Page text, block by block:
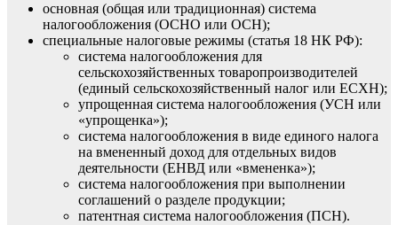
основная (общая или традиционная) система
налогообложения (ОСНО или ОСН);
специальные налоговые режимы (статья 18 НК РФ):
система налогообложения для
сельскохозяйственных товаропроизводителей
(единый сельскохозяйственный налог или ЕСХН);
упрощенная система налогообложения (УСН или
«упрощенка»);
система налогообложения в виде единого налога
на вмененный доход для отдельных видов
деятельности (ЕНВД или «вмененка»);
система налогообложения при выполнении
соглашений о разделе продукции;
патентная система налогообложения (ПСН).